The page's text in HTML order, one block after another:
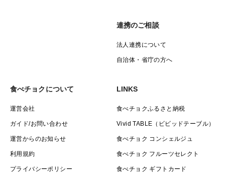
連携のご相談
法人連携について
自治体・省庁の方へ
食べチョクについて
運営会社
ガイド/お問い合わせ
運営からのお知らせ
利用規約
プライバシーポリシー
LINKS
食べチョクふるさと納税
Vivid TABLE（ビビッドテーブル）
食べチョク コンシェルジュ
食べチョク フルーツセレクト
食べチョク ギフトカード